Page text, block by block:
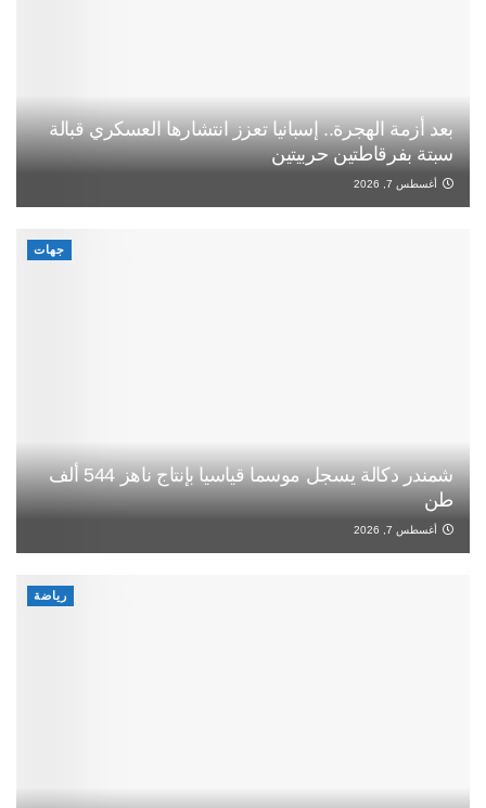
بعد أزمة الهجرة.. إسبانيا تعزز انتشارها العسكري قبالة
سبتة بفرقاطتين حربيتين
أغسطس 7, 2026
جهات
شمندر دكالة يسجل موسما قياسيا بإنتاج ناهز 544 ألف
طن
أغسطس 7, 2026
رياضة